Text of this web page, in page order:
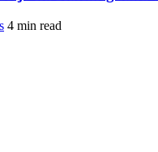
4 min read